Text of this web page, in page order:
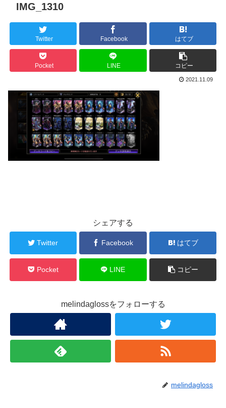
IMG_1310
Twitter Facebook はてブ
Pocket LINE コピー
2021.11.09
シェアする
Twitter Facebook はてブ
Pocket LINE コピー
melindaglossをフォローする
melindagloss